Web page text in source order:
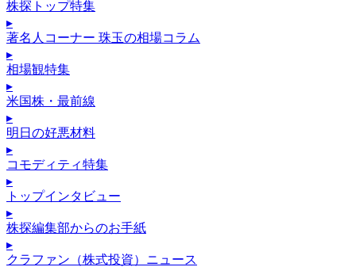
株探トップ特集
▸
著名人コーナー 珠玉の相場コラム
▸
相場観特集
▸
米国株・最前線
▸
明日の好悪材料
▸
コモディティ特集
▸
トップインタビュー
▸
株探編集部からのお手紙
▸
クラファン（株式投資）ニュース